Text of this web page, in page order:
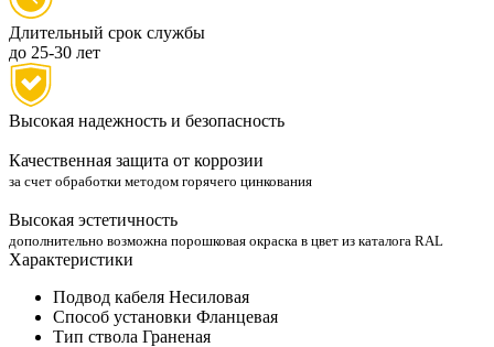
Длительный срок службы
до 25-30 лет
Высокая надежность и безопасность
Качественная защита от коррозии
за счет обработки методом горячего цинкования
Высокая эстетичность
дополнительно возможна порошковая окраска в цвет из каталога RAL
Характеристики
Подвод кабеля Несиловая
Способ установки Фланцевая
Тип ствола Граненая